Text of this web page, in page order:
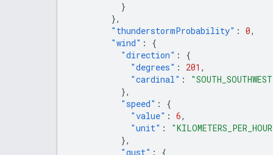
}
},
"thunderstormProbability" : 0,
"wind" :
{
"direction" :
{
"degrees" : 201 ,
"cardinal" :
},
"speed" :
{
"value" : 6,
"unit" :
},
"gust" : {